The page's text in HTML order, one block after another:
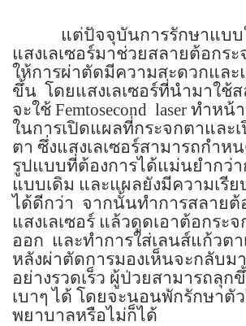
แต่ปัจจุบันการรักษาแบบ
แสงเลเซอร์มาช่วยสลายต้อกระ
ให้การผ่าตัดมีความสะดวกแล
ขึ้น โดยแสงเลเซอร์ที่นำมาใช้
จะใช้ Femtosecond laser ทำหน้
ในการเปิดแผลที่กระจกตาและ
ตา ซึ่งแสงเลเซอร์สามารถกำห
รูปแบบที่ต้องการได้แม่นยำกว่า
แบบเดิม และแผลยังมีความเรี
ได้ดีกว่า จากนั้นทำการสลายต้
แสงเลเซอร์ แล้วดูดเอาต้อกระ
ออก และทำการใส่เลนส์แก้วต
หลังผ่าตัดการมองเห็นจะกลับม
อย่างรวดเร็ว ผู้ป่วยสามารถลุก
เบาๆ ได้ โดยจะนอนพักรักษาตัว
พยาบาลหรือไม่ก็ได้